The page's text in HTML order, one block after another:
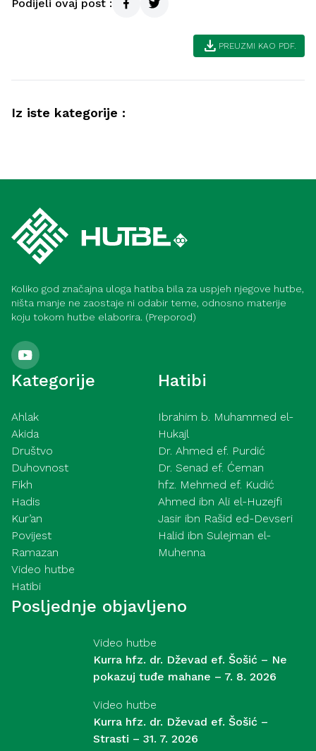
Podijeli ovaj post :
download PREUZMI KAO PDF.
Iz iste kategorije :
Koliko god značajna uloga hatiba bila za uspjeh njegove hutbe,
ništa manje ne zaostaje ni odabir teme, odnosno materije
koju tokom hutbe elaborira. (Preporod)
Kategorije
Ahlak
Akida
Društvo
Duhovnost
Fikh
Hadis
Kur’an
Povijest
Ramazan
Video hutbe
Hatibi
Hatibi
Ibrahim b. Muhammed el-
Hukajl
Dr. Ahmed ef. Purdić
Dr. Senad ef. Ćeman
hfz. Mehmed ef. Kudić
Ahmed ibn Ali el-Huzejfi
Jasir ibn Rašid ed-Devseri
Halid ibn Sulejman el-
Muhenna
Posljednje objavljeno
Video hutbe
Kurra hfz. dr. Dževad ef. Šošić – Ne
pokazuj tuđe mahane – 7. 8. 2026
Video hutbe
Kurra hfz. dr. Dževad ef. Šošić –
Strasti – 31. 7. 2026